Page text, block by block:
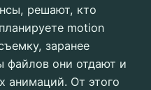
решают, кто
motion
заранее
файлов они отдают и
анимаций. От этого